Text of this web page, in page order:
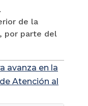
de la
por parte del
avanza en la
Atención al